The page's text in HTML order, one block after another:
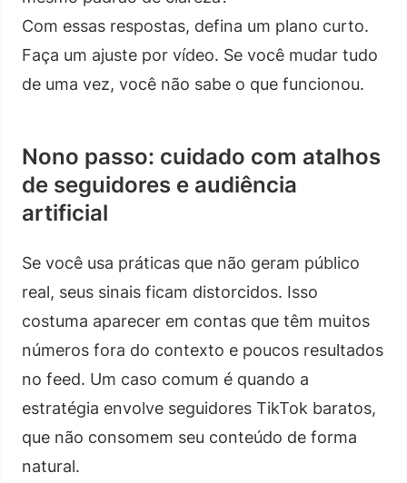
Com essas respostas, defina um plano curto.
Faça um ajuste por vídeo. Se você mudar tudo
de uma vez, você não sabe o que funcionou.
Nono passo: cuidado com atalhos
de seguidores e audiência
artificial
Se você usa práticas que não geram público
real, seus sinais ficam distorcidos. Isso
costuma aparecer em contas que têm muitos
números fora do contexto e poucos resultados
no feed. Um caso comum é quando a
estratégia envolve seguidores TikTok baratos,
que não consomem seu conteúdo de forma
natural.